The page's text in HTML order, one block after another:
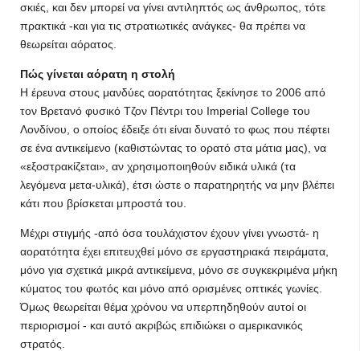
σκιές, και δεν μπορεί να γίνει αντιληπτός ως άνθρωπος, τότε
πρακτικά -και για τις στρατιωτικές ανάγκες- θα πρέπει να
θεωρείται αόρατος.
Πώς γίνεται αόρατη η στολή
Η έρευνα στους μανδύες αορατότητας ξεκίνησε το 2006 από
τον Βρετανό φυσικό Τζον Πέντρι του Imperial College του
Λονδίνου, ο οποίος έδειξε ότι είναι δυνατό το φως που πέφτει
σε ένα αντικείμενο (καθιστώντας το ορατό στα μάτια μας), να
«εξοστρακίζεται», αν χρησιμοποιηθούν ειδικά υλικά (τα
λεγόμενα μετα-υλικά), έτσι ώστε ο παρατηρητής να μην βλέπει
κάτι που βρίσκεται μπροστά του.
Μέχρι στιγμής -από όσα τουλάχιστον έχουν γίνει γνωστά- η
αορατότητα έχει επιτευχθεί μόνο σε εργαστηριακά πειράματα,
μόνο για σχετικά μικρά αντικείμενα, μόνο σε συγκεκριμένα μήκη
κύματος του φωτός και μόνο από ορισμένες οπτικές γωνίες.
Όμως θεωρείται θέμα χρόνου να υπερπηδηθούν αυτοί οι
περιορισμοί - και αυτό ακριβώς επιδιώκει ο αμερικανικός
στρατός.